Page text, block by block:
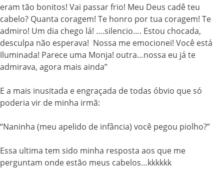
eram tão bonitos! Vai passar frio! Meu Deus cadê teu
cabelo? Quanta coragem! Te honro por tua coragem! Te
admiro! Um dia chego lá! ….silencio…. Estou chocada,
desculpa não esperava! Nossa me emocionei! Você está
Iluminada! Parece uma Monja! outra…nossa eu já te
admirava, agora mais ainda”
E a mais inusitada e engraçada de todas óbvio que só
poderia vir de minha irmã:
“Naninha (meu apelido de infância) você pegou piolho?”
Essa ultima tem sido minha resposta aos que me
perguntam onde estão meus cabelos…kkkkkk